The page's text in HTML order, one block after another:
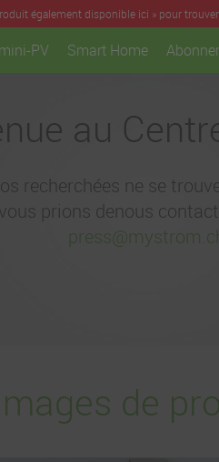
également disponible ici » pour
PV Smart Home
au
recherchées ne se
prions denous
de